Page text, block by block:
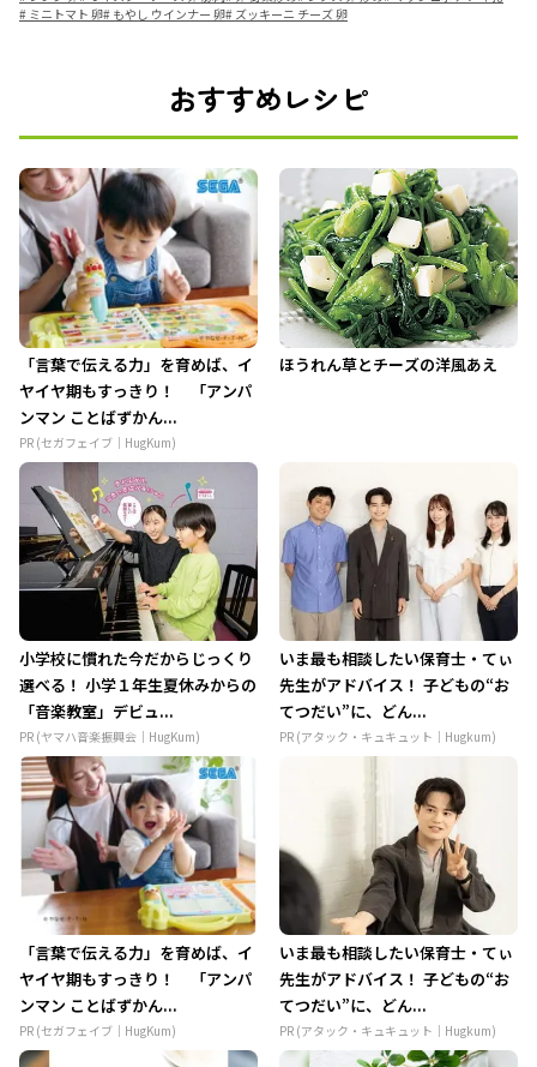
# ミニトマト 卵# もやし ウインナー 卵# ズッキーニ チーズ 卵
おすすめレシピ
「言葉で伝える力」を育めば、イ
ヤイヤ期もすっきり！ 「アンパ
ンマン ことばずかん...
PR (セガフェイブ｜HugKum)
ほうれん草とチーズの洋風あえ
小学校に慣れた今だからじっくり
選べる！ 小学１年生夏休みからの
「音楽教室」デビュ...
PR (ヤマハ音楽振興会｜HugKum)
いま最も相談したい保育士・てぃ
先生がアドバイス！ 子どもの“お
てつだい”に、どん...
PR (アタック・キュキュット｜Hugkum)
「言葉で伝える力」を育めば、イ
ヤイヤ期もすっきり！ 「アンパ
ンマン ことばずかん...
PR (セガフェイブ｜HugKum)
いま最も相談したい保育士・てぃ
先生がアドバイス！ 子どもの“お
てつだい”に、どん...
PR (アタック・キュキュット｜Hugkum)